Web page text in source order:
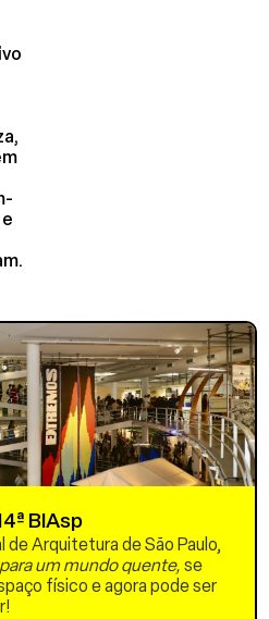
O
BIAsp
de Arquitetura de São Paulo,
um mundo quente, se
físico e agora pode ser